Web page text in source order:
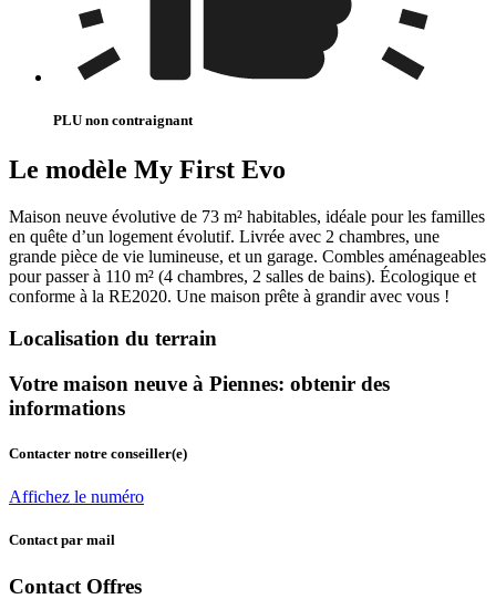
PLU non contraignant
Le modèle My First Evo
Maison neuve évolutive de 73 m² habitables, idéale pour les familles
en quête d’un logement évolutif. Livrée avec 2 chambres, une
grande pièce de vie lumineuse, et un garage. Combles aménageables
pour passer à 110 m² (4 chambres, 2 salles de bains). Écologique et
conforme à la RE2020. Une maison prête à grandir avec vous !
Localisation du terrain
Votre maison neuve à Piennes: obtenir des
informations
Contacter notre conseiller(e)
Affichez le numéro
Contact par mail
Contact Offres